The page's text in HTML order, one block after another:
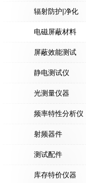
辐射防护|净化
电磁屏蔽材料
屏蔽效能测试
静电测试仪
光测量仪器
频率特性分析仪
射频器件
测试配件
库存特价仪器